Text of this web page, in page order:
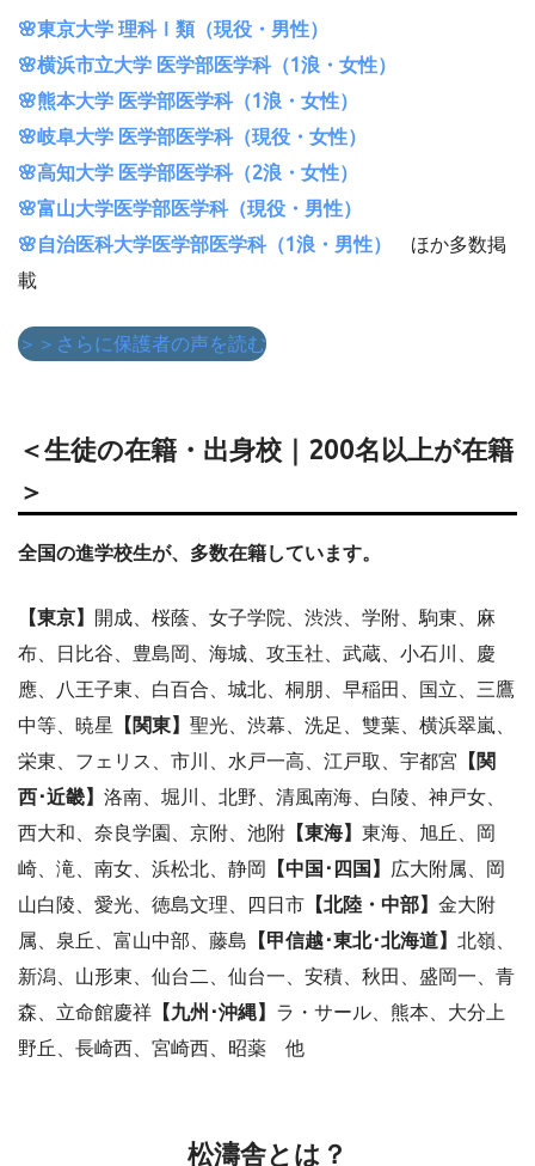
🌸東京大学 理科Ⅰ類（現役・男性）
🌸横浜市立大学 医学部医学科（1浪・女性）
🌸熊本大学 医学部医学科（1浪・女性）
🌸岐阜大学 医学部医学科（現役・女性）
🌸高知大学 医学部医学科（2浪・女性）
🌸富山大学医学部医学科（現役・男性）
🌸自治医科大学医学部医学科（1浪・男性）
ほか多数掲
載
＞＞さらに保護者の声を読む
＜生徒の在籍・出身校｜200名以上が在籍
＞
全国の進学校生が、多数在籍しています。
【東京】 開成、桜蔭、女子学院、渋渋、学附、駒東、麻
布、日比谷、豊島岡、海城、攻玉社、武蔵、小石川、慶
應、八王子東、白百合、城北、桐朋、早稲田、国立、三鷹
中等、暁星
【関東】 聖光、渋幕、洗足、雙葉、横浜翠嵐、
栄東、フェリス、市川、水戸一高、江戸取、宇都宮 【関
西･近畿】 洛南、堀川、北野、清風南海、白陵、神戸女、
西大和、奈良学園、京附、池附 【東海】 東海、旭丘、岡
崎、滝、南女、浜松北、静岡 【中国･四国】
広大附属、岡
山白陵、愛光、徳島文理、四日市 【北陸・中部】 金大附
属、泉丘、富山中部、藤島 【甲信越･東北･北海道】 北嶺、
新潟、山形東、仙台二、仙台一、安積、秋田、盛岡一、青
森、立命館慶祥 【九州･沖縄】 ラ・サール、熊本、大分上
野丘、長崎西、宮崎西、昭薬 他
松濤舎とは？